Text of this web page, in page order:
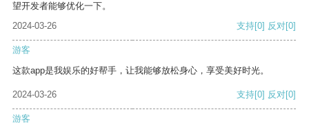
望开发者能够优化一下。
2024-03-26
支持[0] 反对[0]
游客
这款app是我娱乐的好帮手，让我能够放松身心，享受美好时光。
2024-03-26 支持[0] 反对[0]
游客